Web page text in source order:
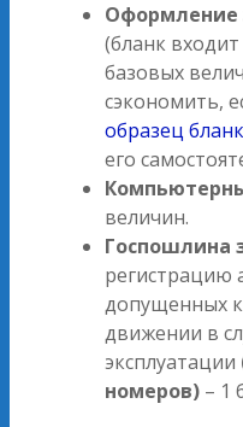
Оформление
(бланк
базовых
сэкономить,
образец
его
величин.
Госпошлина
регистрацию
допущенных
движении в
эксплуатации
номеров) – 1